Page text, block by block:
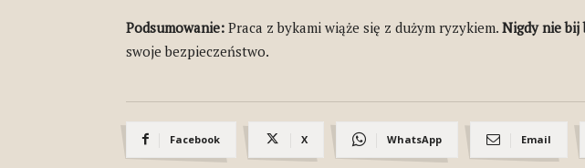
Podsumowanie: Praca z bykami wiąże się z dużym ryzykiem. Nigdy nie bij
swoje bezpieczeństwo.
Facebook X WhatsApp Email